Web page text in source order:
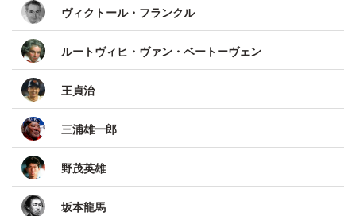
ヴィクトール・フランクル
ルートヴィヒ・ヴァン・ベートーヴェン
王貞治
三浦雄一郎
野茂英雄
坂本龍馬